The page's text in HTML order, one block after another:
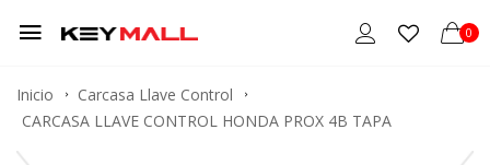
0
Inicio
Carcasa Llave Control
CARCASA LLAVE CONTROL HONDA PROX 4B TAPA